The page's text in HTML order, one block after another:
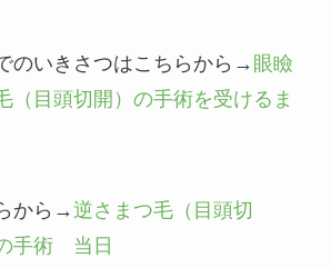
のいきさつはこちらから→ 眼瞼
（目頭切開）の手術を受けるま
から→逆さまつ毛（目頭切
手術 当日